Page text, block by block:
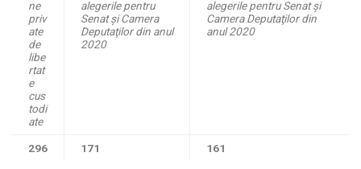
ne
priv
ate
de
libe
rtat
e
cus
todi
ate
alegerile pentru
Senat şi Camera
Deputaţilor din anul
2020
alegerile pentru Senat şi
Camera Deputaţilor din
anul 2020
296 171 161